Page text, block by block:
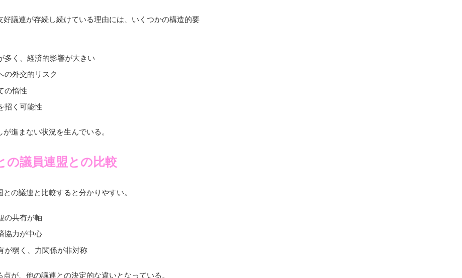
議連が存続し続けている理由には、いくつかの構造的要
多く、経済的影響が大きい
の外交的リスク
の惰性
招く可能性
進まない状況を生んでいる。
の議員連盟との比較
の議連と比較すると分かりやすい。
の共有が軸
協力が中心
が弱く、力関係が非対称
が、他の議連との決定的な違いとなっている。